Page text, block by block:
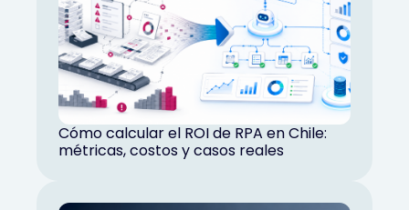
Cómo calcular el ROI de RPA en Chile:
métricas, costos y casos reales